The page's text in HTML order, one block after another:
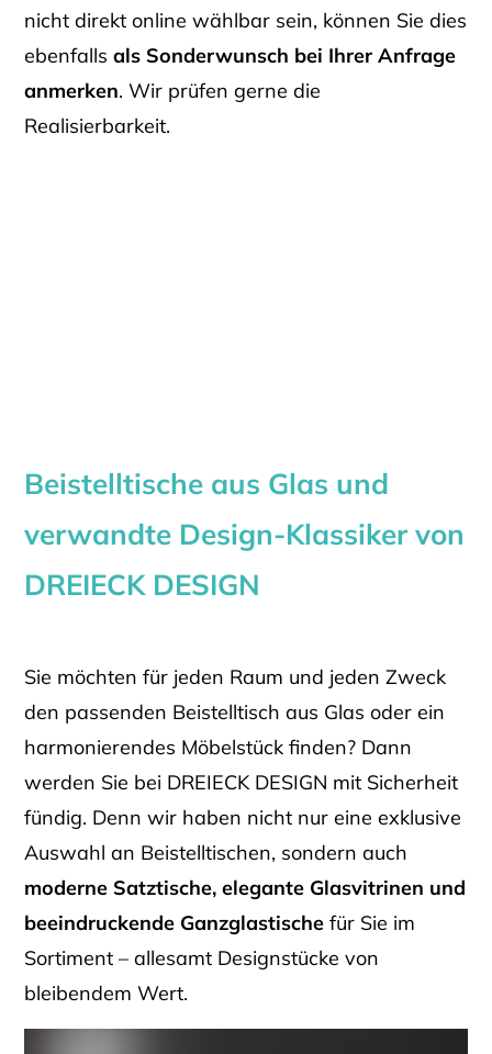
nicht direkt online wählbar sein, können Sie dies
ebenfallsals Sonderwunsch bei Ihrer Anfrage
anmerken. Wir prüfen gerne die
Realisierbarkeit.
Beistelltische aus Glas und
verwandte Design-Klassiker von
DREIECK DESIGN
Sie möchten für jeden Raum und jeden Zweck
den passenden Beistelltisch aus Glas oder ein
harmonierendes Möbelstück finden? Dann
werden Sie bei DREIECK DESIGN mit Sicherheit
fündig. Denn wir haben nicht nur eine exklusive
Auswahl an Beistelltischen, sondern auch
moderne Satztische, elegante Glasvitrinen und
beeindruckende Ganzglastische für Sie im
Sortiment – allesamt Designstücke von
bleibendem Wert.